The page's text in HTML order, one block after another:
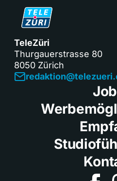
TeleZüri
Thurgauerstrasse 80
8050 Zürich